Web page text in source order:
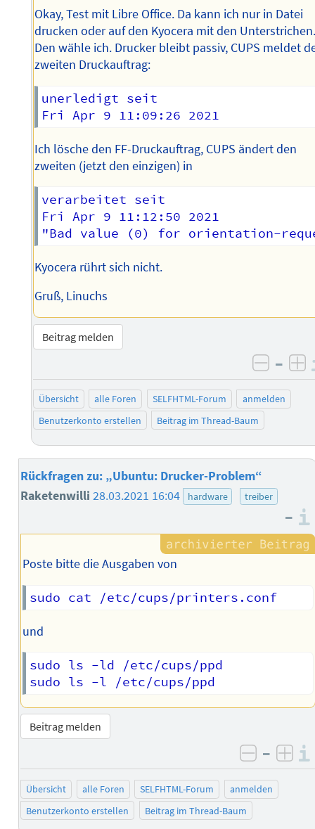
Okay, Test mit Libre Office. Da kann ich nur in Datei
drucken oder auf den Kyocera mit den
Den wähle ich. Drucker bleibt passiv, CUPS meldet
zweiten Druckauftrag:
unerledigt seit
Ich lösche den FF-Druckauftrag, CUPS ändert den
zweiten (jetzt den einzigen) in
verarbeitet seit
Fri Apr 9 11:12:50 2021
Kyocera rührt sich nicht.
Gruß, Linuchs
Beitrag melden
–
Übersicht alle Foren SELFHTML-Forum
anmelden
Benutzerkonto erstellen
Beitrag im Thread-Baum
Rückfragen zu: „Ubuntu: Drucker-Problem“
Raketenwilli28.03.2021 16:04 hardware treiber
–
Poste bitte die Ausgaben von
sudo cat /etc/cups/printers.conf
und
sudo ls -ld /etc/cups/ppd
Beitrag melden
negativ
–
Übersicht alle Foren SELFHTML-Forum
anmelden
Benutzerkonto erstellen
Beitrag im Thread-Baum